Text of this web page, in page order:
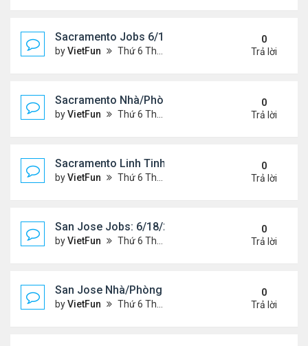
Sacramento Jobs 6/18/21- 6/25/21
byVietFun Thứ 6 Tháng 6 18, 2021 2:07 pm
0
Trả lời
Sacramento Nhà/Phòng 6/18/21- 6/25/21
byVietFun Thứ 6 Tháng 6 18, 2021 2:04 pm
0
Trả lời
Sacramento Linh Tinh 6/18/21- 6/25/21
byVietFun Thứ 6 Tháng 6 18, 2021 2:02 pm
0
Trả lời
San Jose Jobs: 6/18/21- 6/25/2021
byVietFun Thứ 6 Tháng 6 18, 2021 1:58 pm
0
Trả lời
San Jose Nhà/Phòng 6/18/21- 6/25/21
byVietFun Thứ 6 Tháng 6 18, 2021 1:56 pm
0
Trả lời